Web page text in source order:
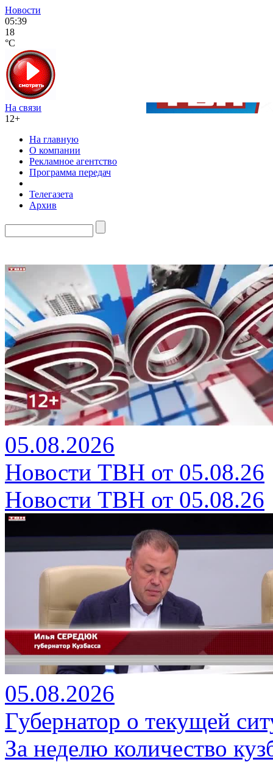
Новости
05:39
18
°C
На связи
12+
На главную
О компании
Рекламное агентство
Программа передач
Телегазета
Архив
05.08.2026
Новости ТВН от 05.08.26
Новости ТВН от 05.08.26
05.08.2026
Губернатор о текущей
За неделю количество